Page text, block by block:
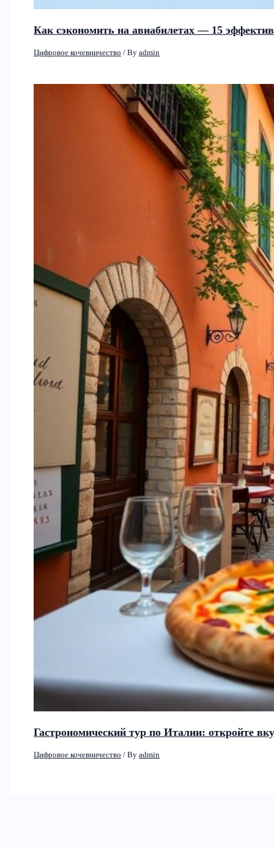
Как сэкономить на авиабилетах — 15
Цифровое кочевничество / Byadmin
Гастрономический тур по Италии: откройте
Цифровое кочевничество / Byadmin